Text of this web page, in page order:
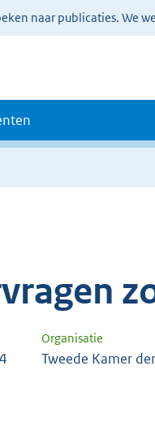
naar publicaties. We
Organisatie
Tweede Kamer